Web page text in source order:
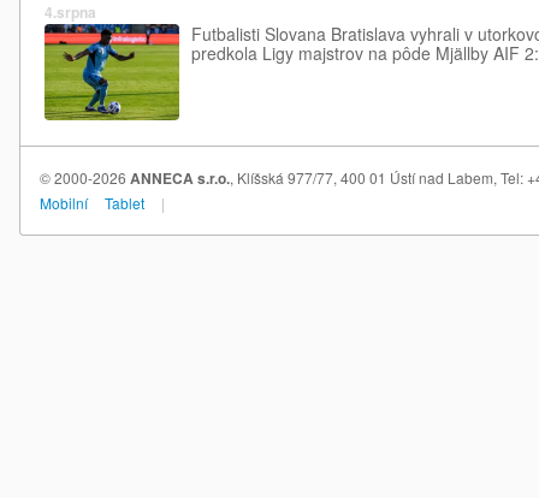
4.srpna
Futbalisti Slovana Bratislava vyhrali v
predkola Ligy majstrov na pôde Mjällby AIF
© 2000-2026 ANNECA s.r.o., Klíšská 977/77, 400 01 Ústí nad Labem, Tel:
Mobilní
Tablet |